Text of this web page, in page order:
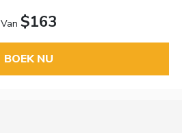
Van $163
BOEK NU